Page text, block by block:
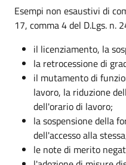
Esempi non esaustivi di
17, comma 4 del D.Lgs. n.
il licenziamento, la
la retrocessione di
il mutamento di
lavoro, la riduzione
dell'orario di lavoro;
la sospensione della
dell'accesso alla
le note di merito